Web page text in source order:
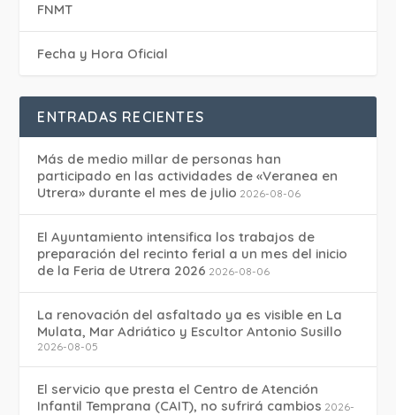
FNMT
Fecha y Hora Oficial
ENTRADAS RECIENTES
Más de medio millar de personas han
participado en las actividades de «Veranea en
Utrera» durante el mes de julio 2026-08-06
El Ayuntamiento intensifica los trabajos de
preparación del recinto ferial a un mes del inicio
de la Feria de Utrera 2026 2026-08-06
La renovación del asfaltado ya es visible en La
Mulata, Mar Adriático y Escultor Antonio Susillo
2026-08-05
El servicio que presta el Centro de Atención
Infantil Temprana (CAIT), no sufrirá cambios 2026-